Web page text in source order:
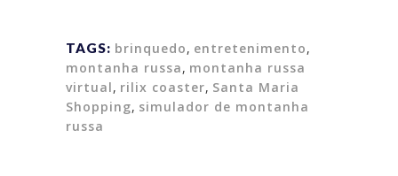
TAGS: brinquedo, entretenimento,
montanha russa, montanha russa
virtual, rilix coaster, Santa Maria
Shopping, simulador de montanha
russa